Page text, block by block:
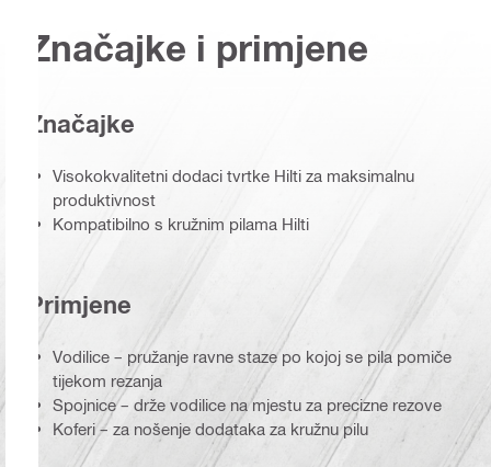
Značajke i primjene
Značajke
Visokokvalitetni dodaci tvrtke Hilti za maksimalnu
produktivnost
Kompatibilno s kružnim pilama Hilti
Primjene
Vodilice – pružanje ravne staze po kojoj se pila pomiče
tijekom rezanja
Spojnice – drže vodilice na mjestu za precizne rezove
Koferi – za nošenje dodataka za kružnu pilu